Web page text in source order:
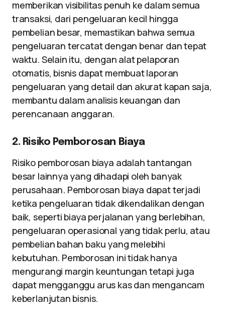
memberikan visibilitas penuh ke dalam semua
transaksi, dari pengeluaran kecil hingga
pembelian besar, memastikan bahwa semua
pengeluaran tercatat dengan benar dan tepat
waktu. Selain itu, dengan alat pelaporan
otomatis, bisnis dapat membuat laporan
pengeluaran yang detail dan akurat kapan saja,
membantu dalam analisis keuangan dan
perencanaan anggaran.
2. Risiko Pemborosan Biaya
Risiko pemborosan biaya adalah tantangan
besar lainnya yang dihadapi oleh banyak
perusahaan. Pemborosan biaya dapat terjadi
ketika pengeluaran tidak dikendalikan dengan
baik, seperti biaya perjalanan yang berlebihan,
pengeluaran operasional yang tidak perlu, atau
pembelian bahan baku yang melebihi
kebutuhan. Pemborosan ini tidak hanya
mengurangi margin keuntungan tetapi juga
dapat mengganggu arus kas dan mengancam
keberlanjutan bisnis.